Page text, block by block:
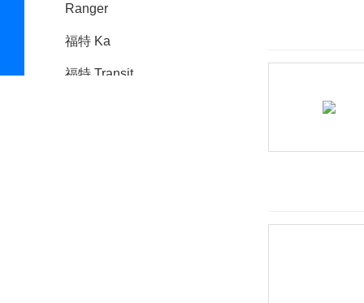
Ranger
福特 Ka
福特 Transit